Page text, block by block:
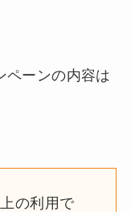
ペーンの内容は
の利用で